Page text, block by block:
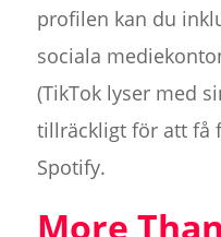
profilen kan du
sociala
(TikTok lyser med
tillräckligt för att få
Spotify.
More